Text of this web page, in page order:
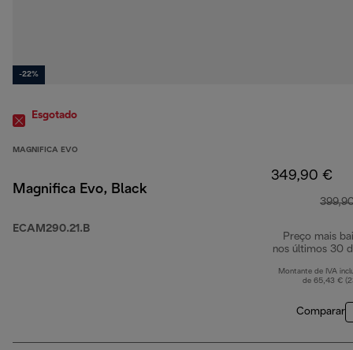
-22%
Esgotado
MAGNIFICA EVO
Magnifica Evo, Black
ECAM290.21.B
349,90 €
Preço mais
nos últimos 30
Montante de IVA
de 65,43 €
Comparar